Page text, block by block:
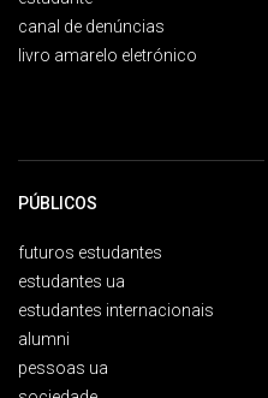
canal de denúncias
livro amarelo eletrónico
PÚBLICOS
futuros estudantes
estudantes ua
estudantes internacionais
alumni
pessoas ua